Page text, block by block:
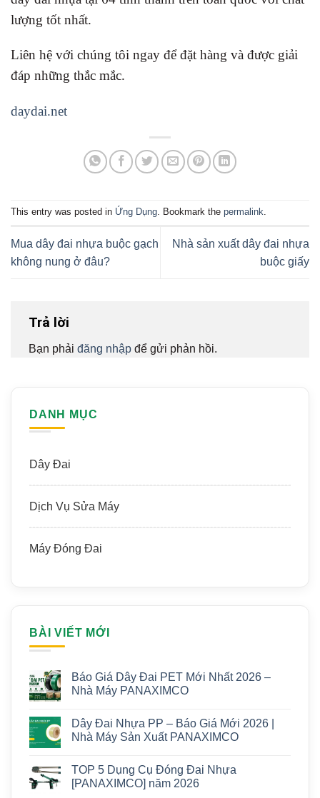
lượng tốt nhất.
Liên hệ với chúng tôi ngay để đặt hàng và được giải
đáp những thắc mắc.
daydai.net
This entry was posted in Ứng Dụng. Bookmark the permalink.
Mua dây đai nhựa buộc gạch
không nung ở đâu?
Nhà sản xuất dây đai nhựa
buộc giấy
Trả lời
Bạn phải đăng nhập để gửi phản hồi.
DANH MỤC
Dây Đai
Dịch Vụ Sửa Máy
Máy Đóng Đai
BÀI VIẾT MỚI
Báo Giá Dây Đai PET Mới Nhất 2026 –
Nhà Máy PANAXIMCO
Dây Đai Nhựa PP – Báo Giá Mới 2026 |
Nhà Máy Sản Xuất PANAXIMCO
TOP 5 Dụng Cụ Đóng Đai Nhựa
[PANAXIMCO] năm 2026